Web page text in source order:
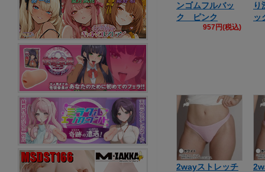
ンゴムフルバッ
ク ピンク
957円(税込)
り
ッ
2wayストレッチ